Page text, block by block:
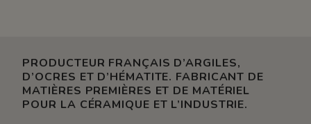
PRODUCTEUR FRANÇAIS D’ARGILES,
D’OCRES ET D’HÉMATITE. FABRICANT DE
MATIÈRES PREMIÈRES ET DE MATÉRIEL
POUR LA CÉRAMIQUE ET L’INDUSTRIE.